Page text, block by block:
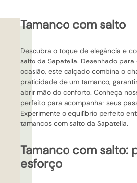
tamanco com salto
Descubra o toque de elegância e
salto da Sapatella. Desenhado
ocasião, este calçado combina o
praticidade de um tamanco,
abrir mão do conforto. Conheça
perfeito para acompanhar seus
Experimente o equilíbrio perfeito
tamancos com salto da Sapatella.
tamanco com salto: presença sem
esforço